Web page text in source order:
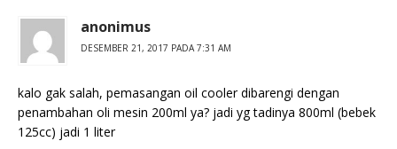
anonimus
DESEMBER 21, 2017 PADA 7:31 AM
kalo gak salah, pemasangan oil cooler dibarengi dengan
penambahan oli mesin 200ml ya? jadi yg tadinya 800ml (bebek
125cc) jadi 1 liter